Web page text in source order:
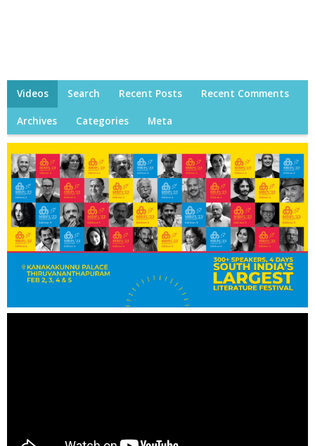
Videos Search Recent Posts Recent Comments
Archives Categories Meta